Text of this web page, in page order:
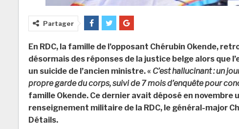
Partager
En RDC, la famille de l’opposant Chérubin Okende,
désormais des réponses de la justice belge alors que
un suicide de l’ancien ministre. « C’est hallucinant : un
propre garde du corps, suivi de 7 mois d’enquête pour
famille Okende. Ce dernier avait déposé en novembre
renseignement militaire de la RDC, le général-major
Détails.